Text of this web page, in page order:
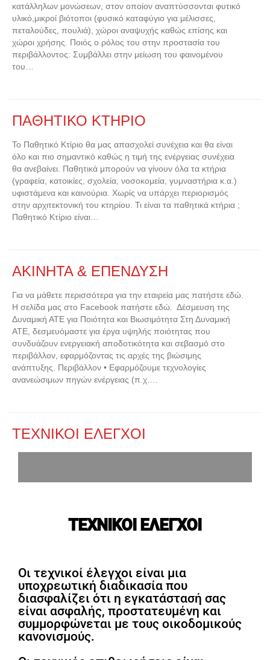
κατάλληλων μονώσεων, στον οποίον αναπτύσσονται φυτικό
υλικό,μικροί βιότοποι (φυσικό καταφύγιο για μέλισσες,
πεταλούδες, πουλιά), χώροι αναψυχής καθώς επίσης και
χώροι χρήσης. Ποιός ο ρόλος του στην προστασία του
περιβάλλοντος: Συμβάλλει στην μείωση του φαινομένου
του…
ΠΑΘΗΤΙΚΟ ΚΤΗΡΙΟ
Το Παθητικό Κτίριο θα μας απασχολεί συνέχεια και θα είναι
όλο και πιο σημαντικό καθώς η τιμή της ενέργειας συνέχεια
θα ανεβαίνει. Παθητικά μπορούν να γίνουν όλα τα κτήρια
(γραφεία, κατοικίες, σχολεία, νοσοκομεία, γυμναστήρια κ.α.)
υφιστάμενα και καινούρια. Χωρίς να υπάρχει περιορισμός
στην αρχιτεκτονική του κτηρίου. Τι είναι τα παθητικά κτήρια ;
Παθητικό Κτίριο είναι…
ΑΚΙΝΗΤΑ & ΕΠΕΝΔΥΣΗ
Για να μάθετε περισσότερα για την εταιρεία μας πατήστε εδώ.
Η σελίδα μας στο Facebook πατήστε εδώ. Δέσμευση της
Δυναμική ΑΤΕ για Ποιότητα και Βιωσιμότητα Στη Δυναμική
ΑΤΕ, δεσμευόμαστε για έργα υψηλής ποιότητας που
συνδυάζουν ενεργειακή αποδοτικότητα και σεβασμό στο
περιβάλλον, εφαρμόζοντας τις αρχές της βιώσιμης
ανάπτυξης. Περιβάλλον • Εφαρμόζουμε τεχνολογίες
ανανεώσιμων πηγών ενέργειας (π.χ….
ΤΕΧΝΙΚΟΙ ΕΛΕΓΧΟΙ
ΤΕΧΝΙΚΟΙ ΕΛΕΓΧΟΙ
Οι τεχνικοί έλεγχοι είναι μια
υποχρεωτική διαδικασία που
διασφαλίζει ότι η εγκατάστασή σας
είναι ασφαλής, προστατευμένη και
συμμορφώνεται με τους οικοδομικούς
κανονισμούς.